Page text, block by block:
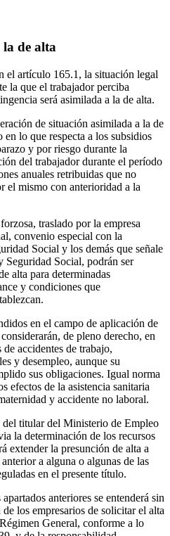
la de alta
el artículo 165.1, la situación legal
la que el trabajador perciba
será asimilada a la de alta.
de situación asimilada a la de
lo que respecta a los subsidios
y por riesgo durante la
del trabajador durante el período
anuales retribuidas que no
el mismo con anterioridad a la
traslado por la empresa
convenio especial con la
Social y los demás que señale
Social, podrán ser
alta para determinadas
y condiciones que
en el campo de aplicación de
de pleno derecho, en
accidentes de trabajo,
y desempleo, aunque su
sus obligaciones. Igual norma
efectos de la asistencia sanitaria
y accidente no laboral.
titular del Ministerio de Empleo
la determinación de los recursos
extender la presunción de alta a
a alguna o algunas de las
en el presente título.
anteriores se entenderá sin
los empresarios de solicitar el alta
General, conforme a lo